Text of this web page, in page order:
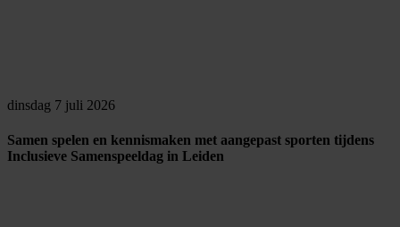
dinsdag 7 juli 2026
Samen spelen en kennismaken met aangepast sporten tijdens
Inclusieve Samenspeeldag in Leiden